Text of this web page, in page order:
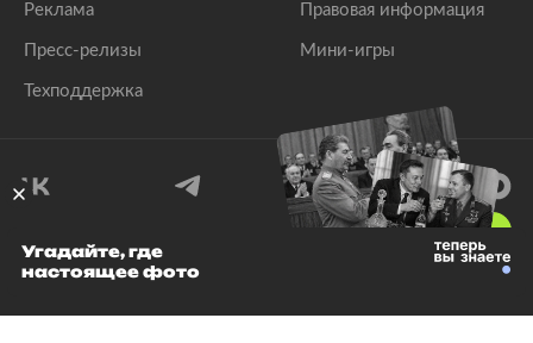
Реклама
Пресс-релизы
Техподдержка
Правовая информация
Мини-игры
© 1999–2026 Все права защищены.
Угадайте, где
настоящее фото